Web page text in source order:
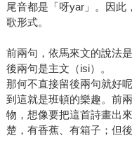
尾音都是「呀yar」。因此
歌形式。
前兩句，依馬來文的說法
後兩句是主文（isi）。
那何不直接留後兩句就好
到這就是班頓的樂趣。前
物，想像要把這首詩畫出
楚，有香蕉、有箱子；但